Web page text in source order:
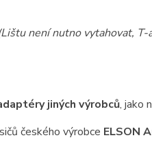
není nutno vytahovat,
jiných výrobců, jako
českého výrobce ELSON